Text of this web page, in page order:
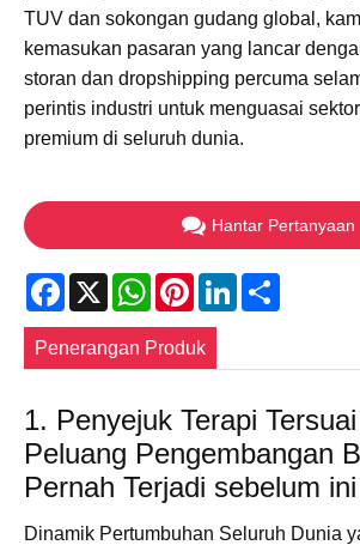
TUV dan sokongan gudang global,
kemasukan pasaran yang lancar
storan dan dropshipping percuma
perintis industri untuk menguasai
premium di seluruh dunia.
Hantar Pertanyaan
Facebook
X WhatsApp
PinterestLinkedIn
Penerangan Produk
1. Penyejuk Terapi
Peluang Pengembangan
Pernah Terjadi sebelum ini
Dinamik Pertumbuhan Seluruh Dunia